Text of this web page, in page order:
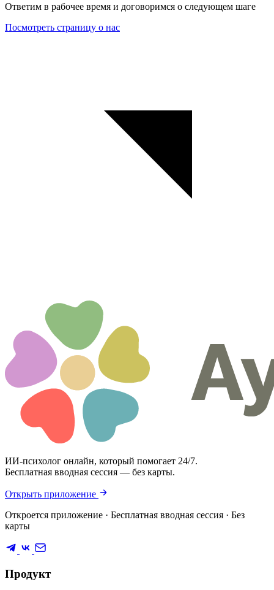
Ответим в рабочее время и договоримся о следующем шаге
Посмотреть страницу о нас
ИИ-психолог онлайн, который помогает 24/7.
Бесплатная вводная сессия — без карты.
Открыть приложение
Откроется приложение · Бесплатная вводная сессия · Без
карты
Продукт